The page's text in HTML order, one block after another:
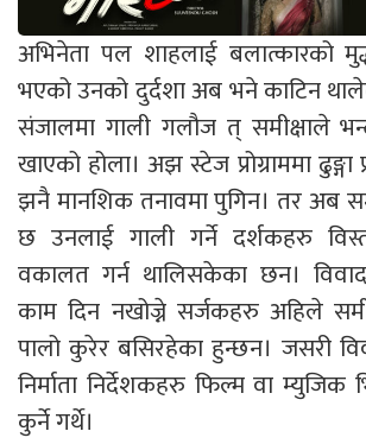
अभिनेता पल शाहलाई बलात्कारको
भएको उनको दुर्दशा अब भने काटिन
संजालमा गाली गलौज त् समीक्षाले
खाएको होला। अझ स्टेज प्रोग्राममा ढुङ्गा
झनै मानशिक तनावमा पुगिन। तर अब
छ उनलाई गाली गर्ने दर्शकहरु
वकालत गर्न थालिसकेका छन।
काम दिन नखोज्ने सर्जकहरु अहिले
पालो कुरेर बसिरहेका हुन्छन। जसरी
निर्माता निर्देशकहरु फिल्म वा म्युजिक
कुर्ने गर्थे।